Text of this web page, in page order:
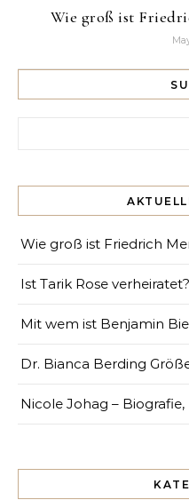
Wie groß ist
Wie groß ist Friedrich
Ist Tarik Rose
Mit wem ist Benjamin
Dr. Bianca Berding
Nicole Johag – Biografie,